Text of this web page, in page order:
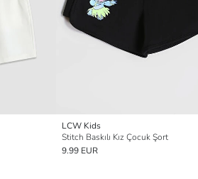
LCW Kids
Stitch Baskılı Kız Çocuk Şort
9.99 EUR